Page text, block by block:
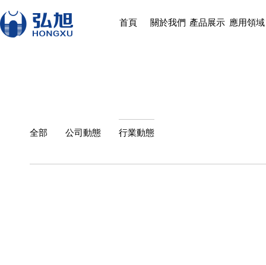
首頁 關於我們 產品展示 應用領域
全部 公司動態 行業動態